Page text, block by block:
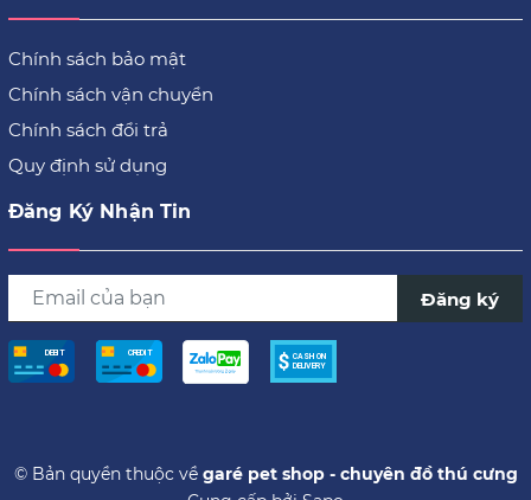
Chính sách bảo mật
Chính sách vận chuyển
Chính sách đổi trả
Quy định sử dụng
Đăng Ký Nhận Tin
Đăng ký
© Bản quyền thuộc về garé pet shop - chuyên đồ thú cưng